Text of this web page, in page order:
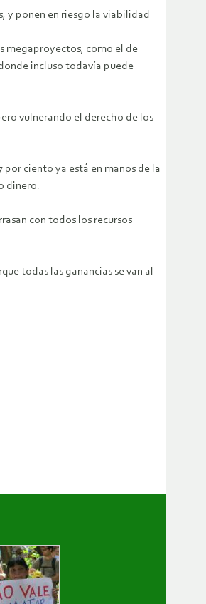
y ponen en riesgo la viabilidad
megaproyectos, como el de
incluso todavía puede
vulnerando el derecho de los
por ciento ya está en manos de la
dinero.
con todos los recursos
todas las ganancias se van al